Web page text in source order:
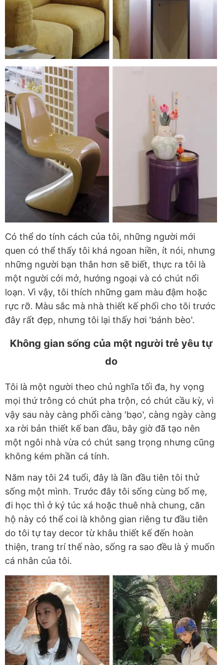
Có thể do tính cách của tôi, những người mới
quen có thể thấy tôi khá ngoan hiền, ít nói, nhưng
những người bạn thân hơn sẽ biết, thực ra tôi là
một người cởi mở, hướng ngoại và có chút nổi
loạn. Vì vậy, tôi thích những gam màu đậm hoặc
rực rỡ. Màu sắc mà nhà thiết kế phối cho tôi trước
đây rất đẹp, nhưng tôi lại thấy hơi 'bánh bèo'.
Không gian sống của một người trẻ yêu tự
do
Tôi là một người theo chủ nghĩa tối đa, hy vọng
mọi thứ trông có chút pha trộn, có chút cầu kỳ, vì
vậy sau này càng phối càng 'bạo', càng ngày càng
xa rời bản thiết kế ban đầu, bây giờ đã tạo nên
một ngôi nhà vừa có chút sang trọng nhưng cũng
không kém phần cá tính.
Năm nay tôi 24 tuổi, đây là lần đầu tiên tôi thử
sống một mình. Trước đây tôi sống cùng bố mẹ,
đi học thì ở ký túc xá hoặc thuê nhà chung, căn
hộ này có thể coi là không gian riêng tư đầu tiên
do tôi tự tay decor từ khâu thiết kế đến hoàn
thiện, trang trí thế nào, sống ra sao đều là ý muốn
cá nhân của tôi.